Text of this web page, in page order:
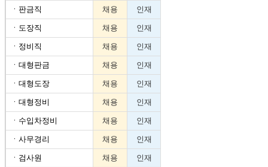
ㆍ 판금직 채용 인재
ㆍ 도장직 채용 인재
ㆍ 정비직 채용 인재
ㆍ 대형판금 채용 인재
ㆍ 대형도장 채용 인재
ㆍ 대형정비 채용 인재
ㆍ 수입차정비 채용 인재
ㆍ 사무경리 채용 인재
ㆍ 검사원 채용 인재